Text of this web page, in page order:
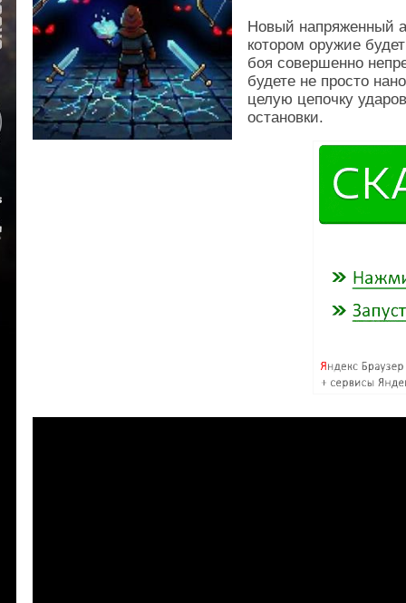
Новый напряженный
котором оружие
боя совершенно
будете не просто
целую цепочку
остановки.